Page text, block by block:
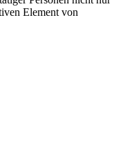
Element von